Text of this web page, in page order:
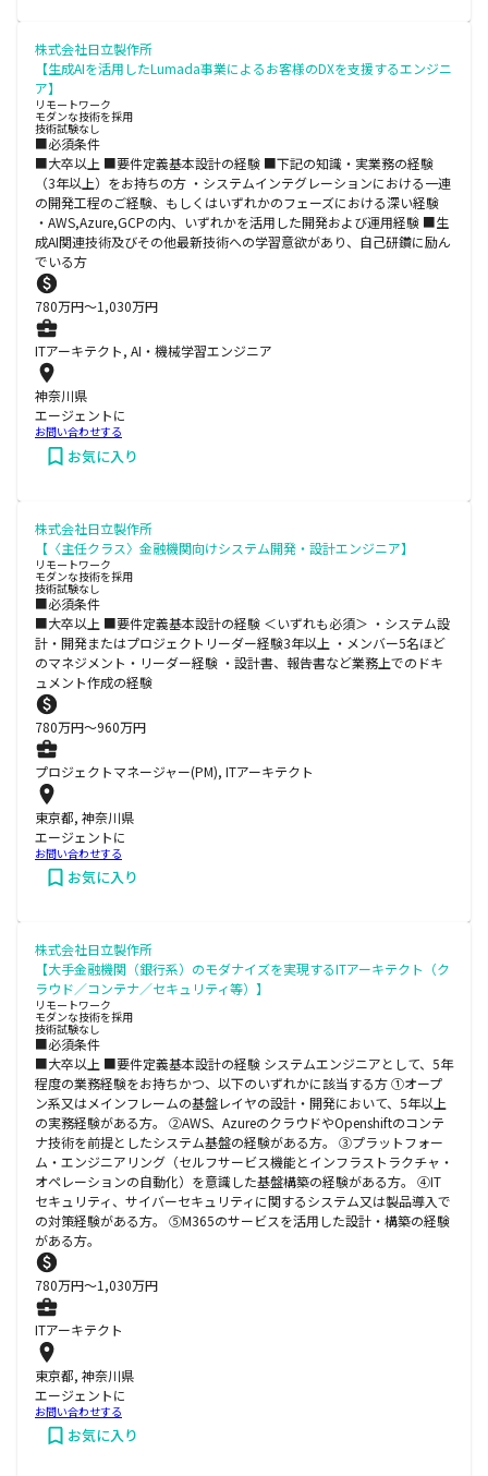
株式会社日立製作所
【生成AIを活用したLumada事業によるお客様のDXを支援するエンジニ
ア】
リモートワーク
モダンな技術を採用
技術試験なし
■必須条件
■大卒以上 ■要件定義基本設計の経験 ■下記の知識・実業務の経験
（3年以上）をお持ちの方 ・システムインテグレーションにおける一連
の開発工程のご経験、もしくはいずれかのフェーズにおける深い経験
・AWS,Azure,GCPの内、いずれかを活用した開発および運用経験 ■生
成AI関連技術及びその他最新技術への学習意欲があり、自己研鑽に励ん
でいる方
780万円〜1,030万円
ITアーキテクト, AI・機械学習エンジニア
神奈川県
エージェントに
お問い合わせする
お気に入り
株式会社日立製作所
【〈主任クラス〉金融機関向けシステム開発・設計エンジニア】
リモートワーク
モダンな技術を採用
技術試験なし
■必須条件
■大卒以上 ■要件定義基本設計の経験 ＜いずれも必須＞ ・システム設
計・開発またはプロジェクトリーダー経験3年以上 ・メンバー5名ほど
のマネジメント・リーダー経験 ・設計書、報告書など業務上でのドキ
ュメント作成の経験
780万円〜960万円
プロジェクトマネージャー(PM), ITアーキテクト
東京都, 神奈川県
エージェントに
お問い合わせする
お気に入り
株式会社日立製作所
【大手金融機関（銀行系）のモダナイズを実現するITアーキテクト（ク
ラウド／コンテナ／セキュリティ等）】
リモートワーク
モダンな技術を採用
技術試験なし
■必須条件
■大卒以上 ■要件定義基本設計の経験 システムエンジニアとして、5年
程度の業務経験をお持ちかつ、以下のいずれかに該当する方 ①オープ
ン系又はメインフレームの基盤レイヤの設計・開発において、5年以上
の実務経験がある方。 ②AWS、AzureのクラウドやOpenshiftのコンテ
ナ技術を前提としたシステム基盤の経験がある方。 ③プラットフォー
ム・エンジニアリング（セルフサービス機能とインフラストラクチャ・
オペレーションの自動化）を意識した基盤構築の経験がある方。 ④IT
セキュリティ、サイバーセキュリティに関するシステム又は製品導入で
の対策経験がある方。 ⑤M365のサービスを活用した設計・構築の経験
がある方。
780万円〜1,030万円
ITアーキテクト
東京都, 神奈川県
エージェントに
お問い合わせする
お気に入り